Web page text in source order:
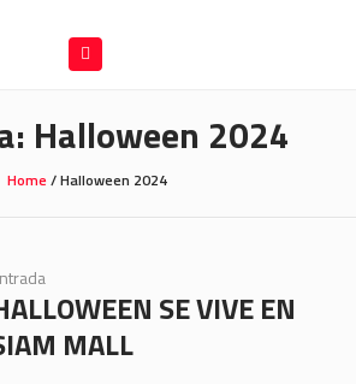
Halloween 2024
Home/Halloween 2024
SE VIVE EN
MALL